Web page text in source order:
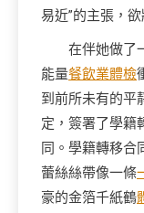
易近”的主張，
在伴她做了
能量餐飲業體檢
到前所未有的平
定，簽署了學籍
同。學籍轉移合
蕾絲絲帶像一條
豪的金箔千紙鶴